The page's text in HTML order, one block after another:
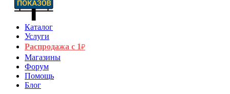
Каталог
Услуги
Распродажа с 1₽
Магазины
Форум
Помощь
Блог